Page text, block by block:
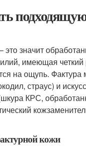
это значит
имеющая четкий
на ощупь. Фактура
страус) и
КРС,
кожи